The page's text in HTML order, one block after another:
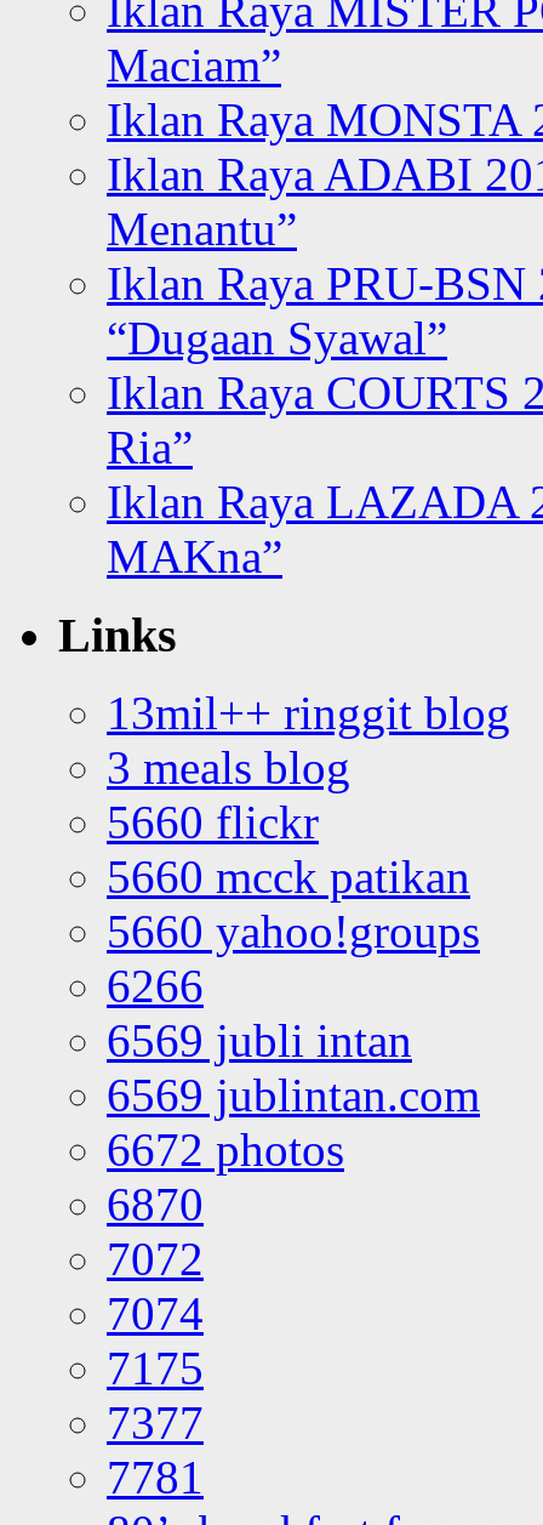
Maciam”
Iklan Raya MONSTA
Iklan Raya ADABI
Menantu”
Iklan Raya PRU-BSN
“Dugaan Syawal”
Iklan Raya COURTS
Ria”
Iklan Raya LAZADA
MAKna”
Links
13mil++ ringgit blog
3 meals blog
5660 flickr
5660 mcck patikan
5660 yahoo!groups
6266
6569 jubli intan
6569 jublintan.com
6672 photos
6870
7072
7074
7175
7377
7781